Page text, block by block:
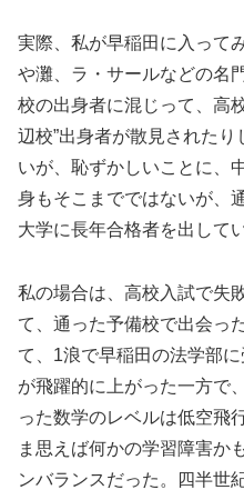
実際、私が早稲田に入って
や灘、ラ・サールなどの名
校の出身者に混じって、高
辺校”出身者が散見された
いが、恥ずかしいことに、
身もそこまでではないが、
大学に長年合格者を出して
私の場合は、高校入試で失
て、通った予備校で出会っ
て、1浪で早稲田の法学部
が飛躍的に上がった一方で
った数学のレベルは低空飛
ま思えば何かの学習障害か
ンバランスだった。四半世